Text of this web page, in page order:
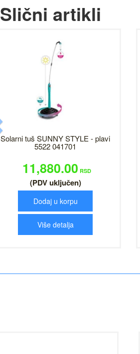
Slični artikli
Solarni tuš SUNNY STYLE - plavi
5522 041701
11,880.00 RSD
(PDV uključen)
Dodaj u korpu
Više detalja
Previous